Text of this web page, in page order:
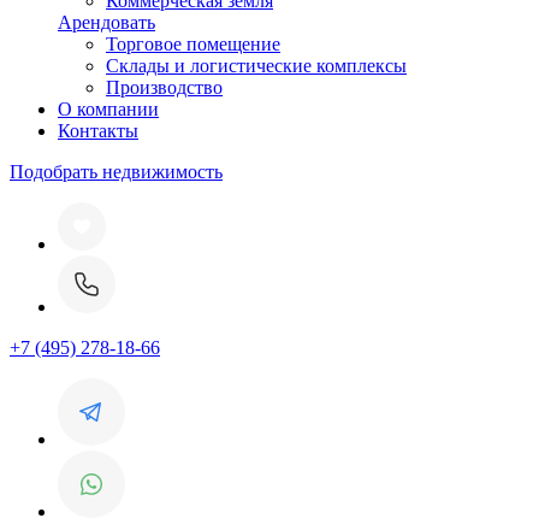
Арендовать
Торговое помещение
Склады и логистические комплексы
Производство
О компании
Контакты
Подобрать недвижимость
+7 (495) 278-18-66